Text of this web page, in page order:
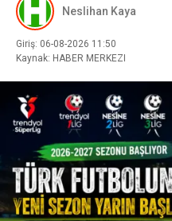
Neslihan Kaya
Giriş: 06-08-2026 11:50
Kaynak: HABER MERKEZI